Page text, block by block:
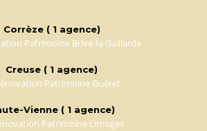
Corrèze ( 1 agence)
Patrimoine Brive-la-Gaillarde
Creuse ( 1 agence)
Patrimoine Guéret
Vienne ( 1 agence)
Patrimoine Limoges